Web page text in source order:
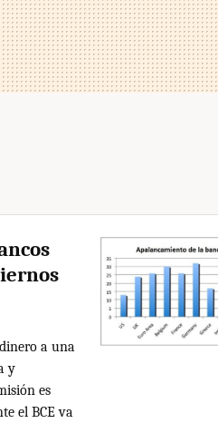
a una
y
es
el BCE va